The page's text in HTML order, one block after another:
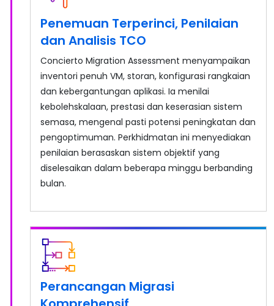
Penemuan Terperinci, Penilaian
dan Analisis TCO
Concierto Migration Assessment menyampaikan
inventori penuh VM, storan, konfigurasi rangkaian
dan kebergantungan aplikasi. Ia menilai
kebolehskalaan, prestasi dan keserasian sistem
semasa, mengenal pasti potensi peningkatan dan
pengoptimuman. Perkhidmatan ini menyediakan
penilaian berasaskan sistem objektif yang
diselesaikan dalam beberapa minggu berbanding
bulan.
Perancangan Migrasi